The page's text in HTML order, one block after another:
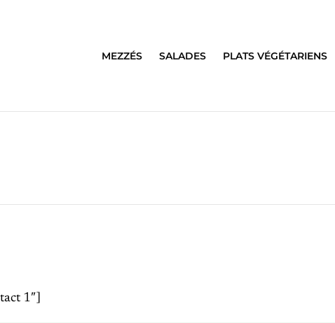
MEZZÉS SALADES PLATS VÉGÉTARIENS
1″]